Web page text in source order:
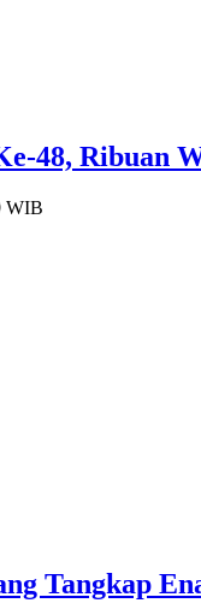
48, Ribuan
WIB
Tangkap